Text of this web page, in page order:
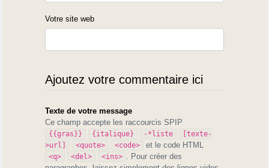
Votre site web
Ajoutez votre commentaire ici
Texte de votre message
Ce champ accepte les raccourcis SPIP
{{gras}} {italique} -*liste
[texte-
>url]
<quote> <code> et le code HTML
<q> <del> <ins>
. Pour créer des